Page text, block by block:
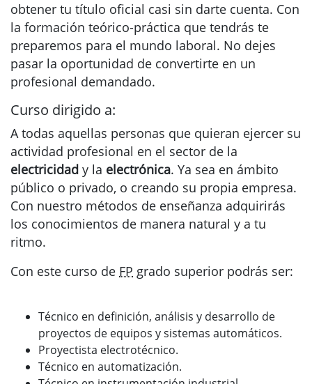
obtener tu título oficial casi sin darte cuenta. Con
la formación teórico-práctica que tendrás te
preparemos para el mundo laboral. No dejes
pasar la oportunidad de convertirte en un
profesional demandado.
Curso dirigido a:
A todas aquellas personas que quieran ejercer su
actividad profesional en el sector de la
electricidad y la electrónica. Ya sea en ámbito
público o privado, o creando su propia empresa.
Con nuestro métodos de enseñanza adquirirás
los conocimientos de manera natural y a tu
ritmo.
Con este curso de FP grado superior podrás ser:
Técnico en definición, análisis y desarrollo de
proyectos de equipos y sistemas automáticos.
Proyectista electrotécnico.
Técnico en automatización.